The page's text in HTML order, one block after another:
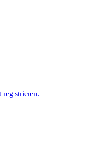
registrieren.